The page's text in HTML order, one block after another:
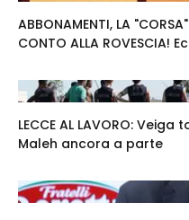
ABBONAMENTI, LA
CONTO ALLA ROVESCIA!
LECCE AL LAVORO:
Maleh ancora a parte